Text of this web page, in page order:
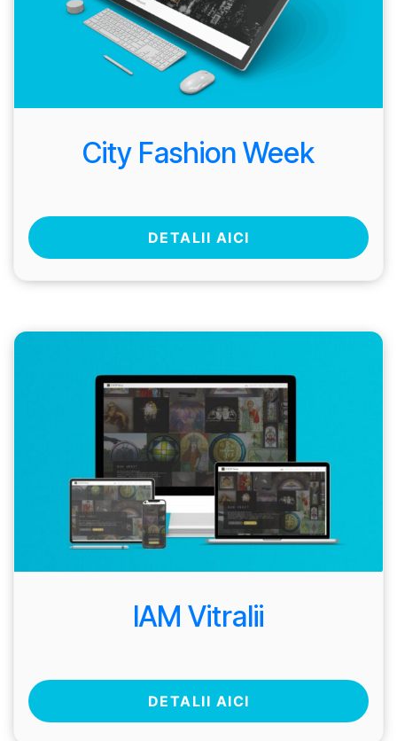
City Fashion Week
DETALII AICI
IAM Vitralii
DETALII AICI